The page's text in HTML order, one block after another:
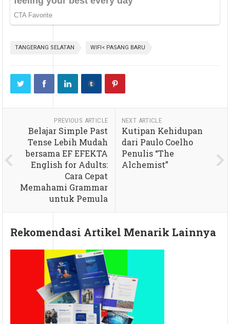
TANGERANG SELATAN WIFI< PASANG BARU
PREVIOUS ARTICLE
Belajar Simple Past
Tense Lebih Mudah
bersama EF EFEKTA
English for Adults:
Cara Cepat
Memahami Grammar
untuk Pemula
NEXT ARTICLE
Kutipan Kehidupan
dari Paulo Coelho
Penulis “The
Alchemist”
Rekomendasi Artikel Menarik Lainnya